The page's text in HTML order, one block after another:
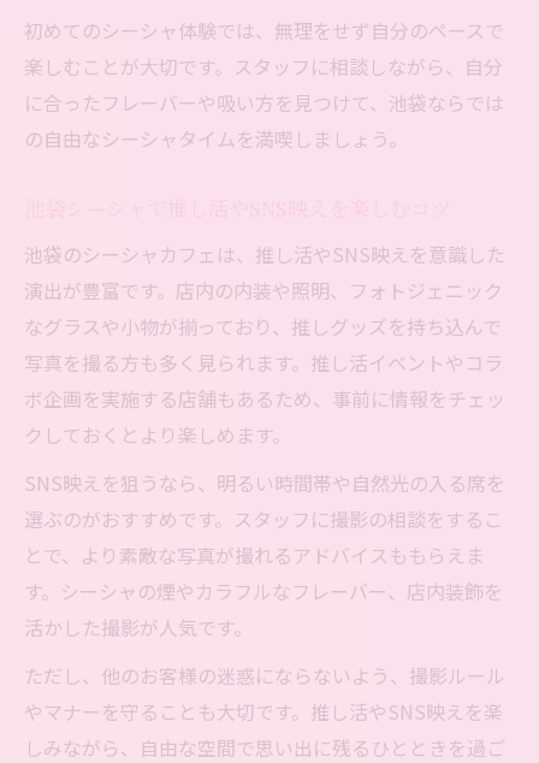
友達と池袋シーシャカフェでくつろぐコツ
池袋でコンカフェ気分のシーシャ体験を提
案
夜中も楽しめる池袋シーシャの自由な時間
急な予定にも対応できる池袋シーシャ体験
終電後も安心な池袋シーシャの特徴とは
池袋でシーシャを自由に楽しむための選び
方
初めてのシーシャ体験では、無理をせず自分のペースで
楽しむことが大切です。スタッフに相談しながら、自分
に合ったフレーバーや吸い方を見つけて、池袋ならでは
の自由なシーシャタイムを満喫しましょう。
池袋のシーシャカフェは、推し活やSNS映えを意識した
演出が豊富です。店内の内装や照明、フォトジェニック
なグラスや小物が揃っており、推しグッズを持ち込んで
写真を撮る方も多く見られます。推し活イベントやコラ
ボ企画を実施する店舗もあるため、事前に情報をチェッ
クしておくとより楽しめます。
SNS映えを狙うなら、明るい時間帯や自然光の入る席を
選ぶのがおすすめです。スタッフに撮影の相談をするこ
とで、より素敵な写真が撮れるアドバイスももらえま
す。シーシャの煙やカラフルなフレーバー、店内装飾を
活かした撮影が人気です。
ただし、他のお客様の迷惑にならないよう、撮影ルール
やマナーを守ることも大切です。推し活やSNS映えを楽
しみながら、自由な空間で思い出に残るひとときを過ご